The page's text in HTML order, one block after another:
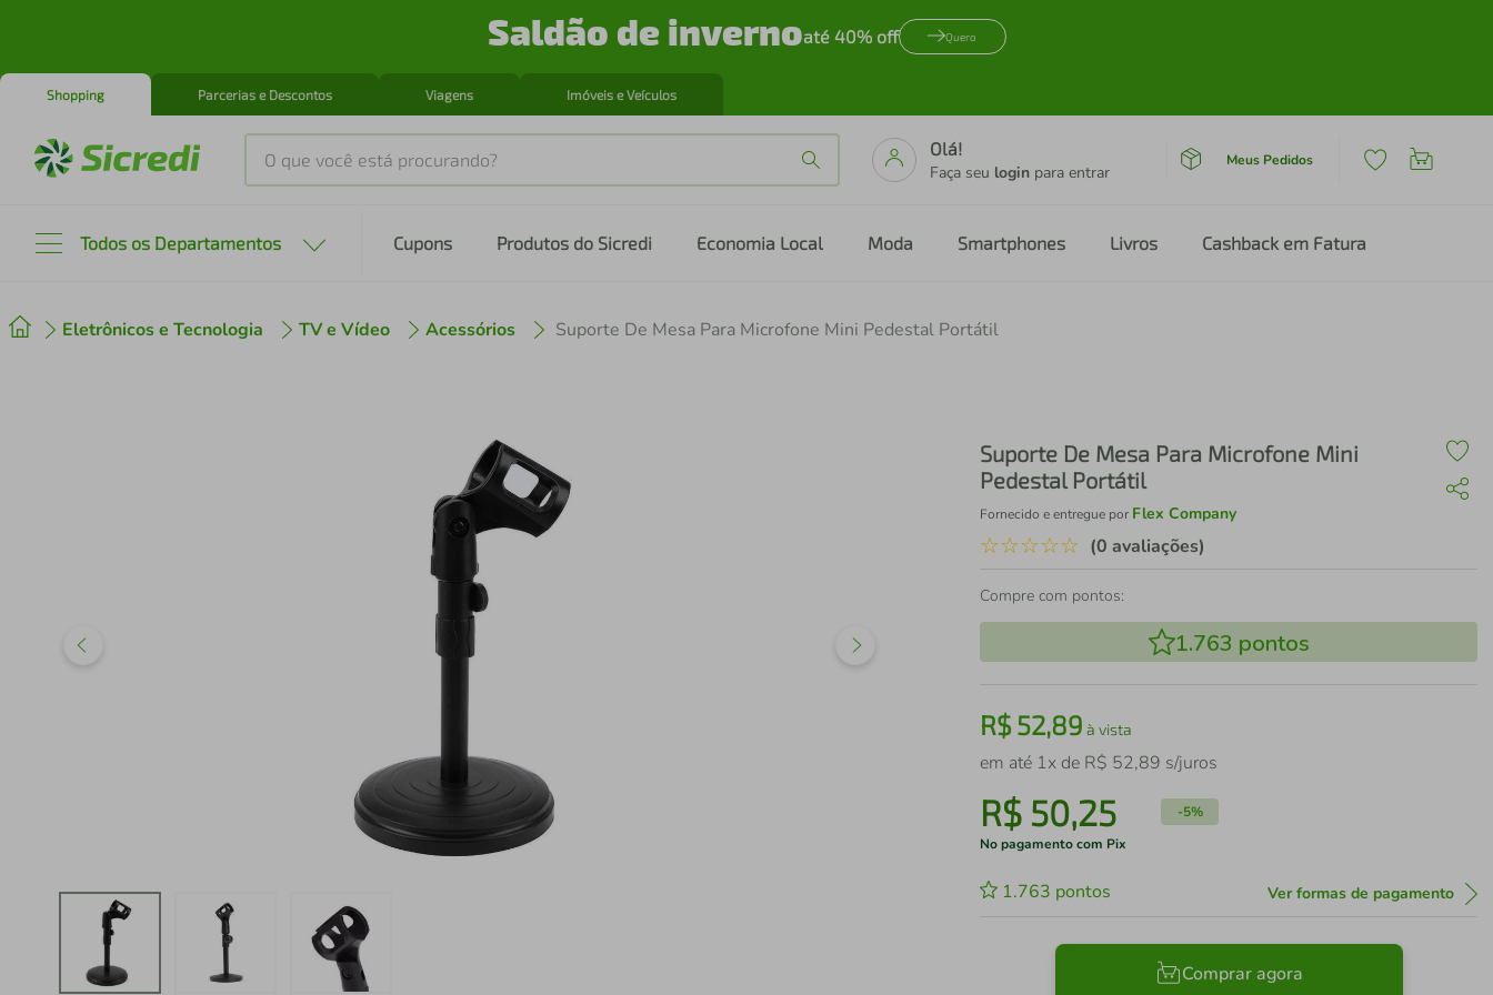
Saldão de invernoaté 40% off Quero
Shopping Parcerias e Descontos Viagens Imóveis e Veículos
O que você está procurando?
Olá!
Faça seu login para entrar
Meus Pedidos
Todos os Departamentos Cupons Produtos do Sicredi Economia Local Moda Smartphones Livros Cashback em Fatura
Eletrônicos e Tecnologia TV e Vídeo Acessórios Suporte De Mesa Para Microfone Mini Pedestal Portátil
Suporte De Mesa Para Microfone Mini
Pedestal Portátil
Fornecido e entregue por Flex Company
☆☆☆☆☆ (0 avaliações)
Compre com pontos:
1.763 pontos
R$52,89 à vista
em até 1x de R$ 52,89 s/juros
R$ 50,25 -5%
No pagamento com Pix
1.763 pontos Ver formas de pagamento
Comprar agora
2º cafeteira